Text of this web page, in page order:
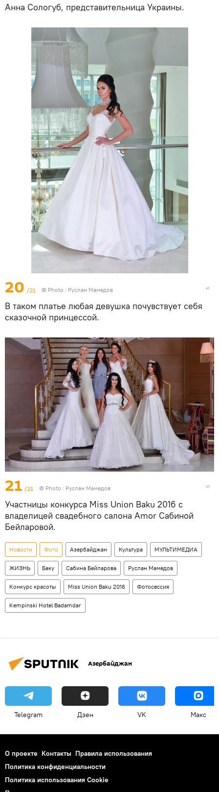
Анна Сологуб, представительница Украины.
20 /21 © Photo : Руслан Мамедов
В таком платье любая девушка почувствует себя
сказочной принцессой.
21 /21 © Photo : Руслан Мамедов
Участницы конкурса Miss Union Baku 2016 с
владелицей свадебного салона Amor Сабиной
Бейларовой.
Новости Фото Азербайджан Культура МУЛЬТИМЕДИА
ЖИЗНЬ Баку Сабина Бейларова Руслан Мамедов
Конкурс красоты Miss Union Baku 2016 Фотосессия
Kempinski Hotel Badamdar
Азербайджан
Telegram Дзен VK Макс
О проекте Контакты Правила использования
Политика конфиденциальности
Политика использования Cookie